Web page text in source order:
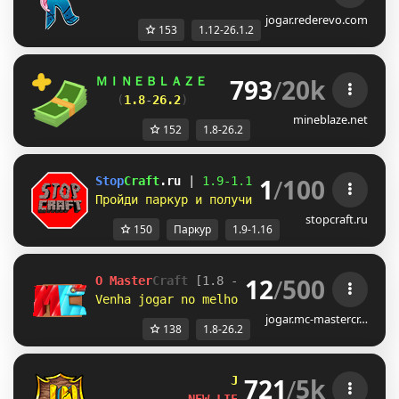
jogar.rederevo.com
153 1.12-26.1.2
ＭＩＮＥＢＬＡＺＥ // 「 Взломай
(1.8-26.2) // забирай
793/20k
mineblaze.net
152 1.8-26.2
StopCraft.ru 1.9-1.16 | Честный сервер
Пройди паркур и получи донат бесплатно!
1/100
stopcraft.ru
150 Паркур 1.9-1.16
O MasterCraft [1.8 - 26.2] ●
Venha jogar no melhor RankUP!! Resetamos!
12/500
jogar.mc-mastercr…
138 1.8-26.2
Jartex Network
721/5k